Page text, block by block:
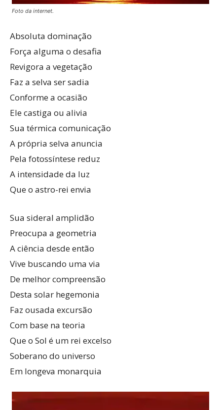
Foto da internet.
Absoluta dominação
Força alguma o desafia
Revigora a vegetação
Faz a selva ser sadia
Conforme a ocasião
Ele castiga ou alivia
Sua térmica comunicação
A própria selva anuncia
Pela fotossíntese reduz
A intensidade da luz
Que o astro-rei envia
Sua sideral amplidão
Preocupa a geometria
A ciência desde então
Vive buscando uma via
De melhor compreensão
Desta solar hegemonia
Faz ousada excursão
Com base na teoria
Que o Sol é um rei excelso
Soberano do universo
Em longeva monarquia